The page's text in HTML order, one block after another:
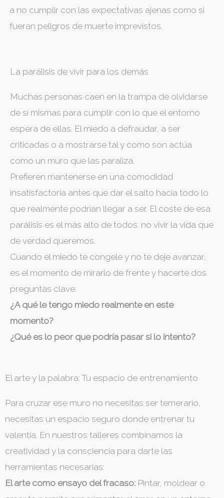
a no cumplir con las expectativas ajenas como si
fueran peligros de muerte imprevistos.
La parálisis de vivir para los demás
​Muchas personas caen en la trampa de olvidarse
de sí mismas para cumplir con lo que el entorno
espera de ellas. El miedo a defraudar, a ser
criticadas o a mostrarse tal y como son actúa
como un muro que las paraliza.
​Prefieren mantenerse en una comodidad
insatisfactoria antes que dar el salto hacia todo lo
que realmente podrían llegar a ser. El coste de esa
parálisis es el más alto de todos: no vivir la vida que
de verdad queremos.
​Cuando el miedo te congele y no te deje avanzar,
es el momento de mirarlo de frente y hacerte dos
preguntas clave:
¿A qué le tengo miedo realmente en este
momento?
​¿Qué es lo peor que podría pasar si lo intento?
El arte y la palabra: Tu espacio de entrenamiento
Para cruzar ese muro no necesitas ser temerario,
necesitas un espacio seguro donde entrenar tu
valentía. En nuestros talleres combinamos la
creatividad y la consciencia para darte las
herramientas necesarias:
El arte como ensayo del fracaso: Pintar, moldear o